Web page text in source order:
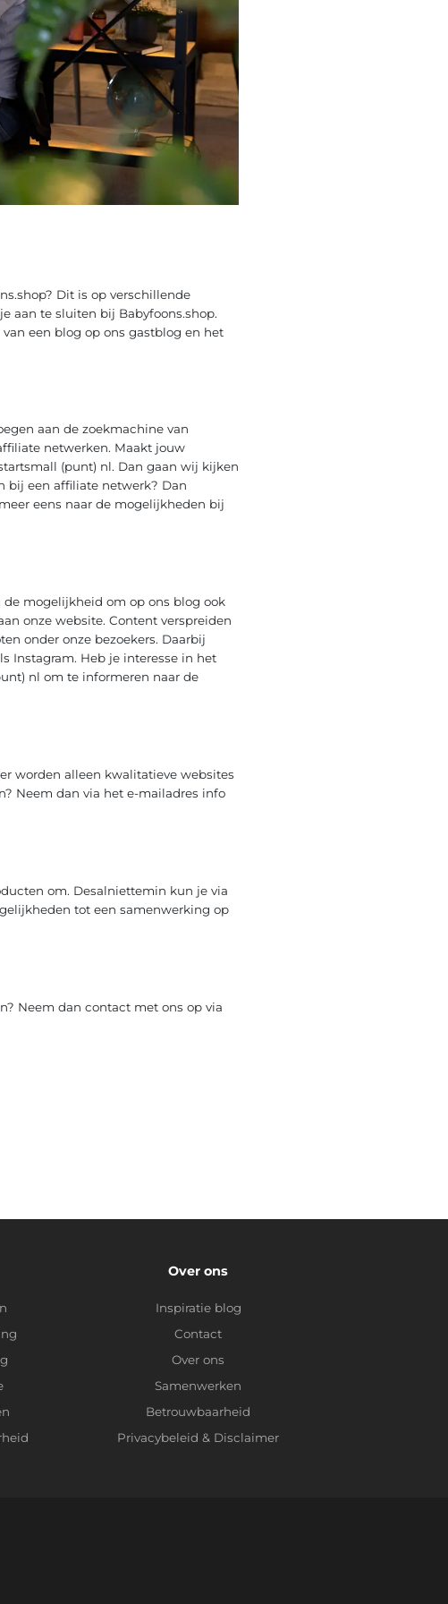
Dit is op verschillende
aan te sluiten bij Babyfoons.shop.
een blog op ons gastblog en het
aan de zoekmachine van
netwerken. Maakt jouw
(punt) nl. Dan gaan wij kijken
bij een affiliate netwerk? Dan
eens naar de mogelijkheden bij
mogelijkheid om op ons blog ook
onze website. Content verspreiden
onder onze bezoekers. Daarbij
Instagram. Heb je interesse in het
nl om te informeren naar de
worden alleen kwalitatieve websites
Neem dan via het e-mailadres info
om. Desalniettemin kun je via
tot een samenwerking op
Neem dan contact met ons op via
Over ons
Inspiratie blog
Contact
Over ons
Samenwerken
Betrouwbaarheid
Privacybeleid & Disclaimer